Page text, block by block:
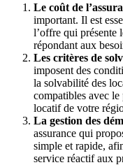
Le coût de
important. Il est
l’offre qui présente
répondant aux
Les critères de
imposent des
la solvabilité des
compatibles avec le
locatif de votre
La gestion des
assurance qui
simple et rapide,
service réactif aux